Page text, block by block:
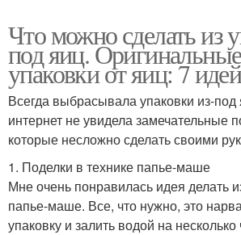
Что можно сделать из
под яиц.
упаковки от яиц: 7 идей
Всегда выбрасывала упаковки из-под
интернет не увидела замечательные
которые несложно сделать своими
1. Поделки в технике папье-маше
Мне очень понравилась идея делать
папье-маше. Все, что нужно, это
упаковку и залить водой на несколько